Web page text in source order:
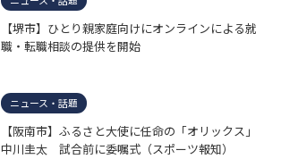
【堺市】ひとり親家庭向けにオンラインによる就
職・転職相談の提供を開始
ニュース・話題
【阪南市】ふるさと大使に任命の「オリックス」
中川圭太 試合前に委嘱式（スポーツ報知）